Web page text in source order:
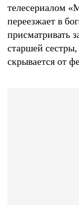
телесериалом
переезжает в
присматривать
старшей
скрывается от